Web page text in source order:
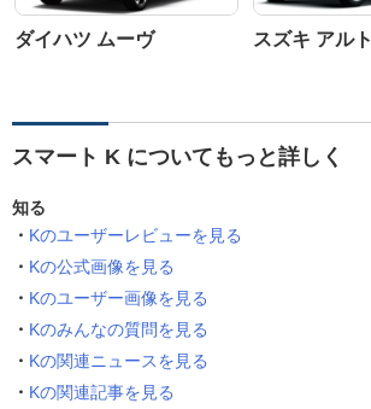
ダイハツ ムーヴ スズキ アルト
スマート K についてもっと詳しく
知る
Kのユーザーレビューを見る
Kの公式画像を見る
Kのユーザー画像を見る
Kのみんなの質問を見る
Kの関連ニュースを見る
Kの関連記事を見る